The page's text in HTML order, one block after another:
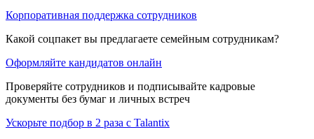
Корпоративная поддержка сотрудников
Какой соцпакет вы предлагаете семейным сотрудникам?
Оформляйте кандидатов онлайн
Проверяйте сотрудников и подписывайте кадровые
документы без бумаг и личных встреч
Ускорьте подбор в 2 раза с Talantix